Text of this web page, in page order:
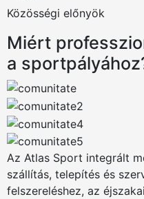
Közösségi előnyök
Miért
a
Az Atlas Sport integrált
szállítás, telepítés és
felszereléshez, az